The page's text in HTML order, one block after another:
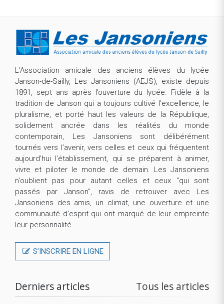
L’Association amicale des anciens élèves du lycée
Janson-de-Sailly, Les Jansoniens (AEJS), existe depuis
1891, sept ans après l’ouverture du lycée. Fidèle à la
tradition de Janson qui a toujours cultivé l’excellence, le
pluralisme, et porté haut les valeurs de la République,
solidement ancrée dans les réalités du monde
contemporain, Les Jansoniens sont délibérément
tournés vers l’avenir, vers celles et ceux qui fréquentent
aujourd'hui l'établissement, qui se préparent à animer,
vivre et piloter le monde de demain. Les Jansoniens
n'oublient pas pour autant celles et ceux "qui sont
passés par Janson", ravis de retrouver avec Les
Jansoniens des amis, un climat, une ouverture et une
communauté d'esprit qui ont marqué de leur empreinte
leur personnalité.
S’INSCRIRE EN LIGNE
Derniers articles Tous les articles